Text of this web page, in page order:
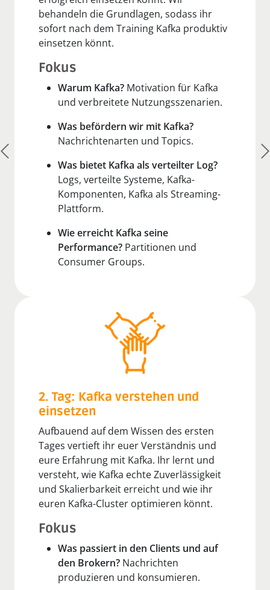
behandeln die Grundlagen, sodass ihr
sofort nach dem Training Kafka produktiv
einsetzen könnt.
Fokus
Warum Kafka? Motivation für Kafka
und verbreitete Nutzungsszenarien.
Was befördern wir mit Kafka?
Nachrichtenarten und Topics.
Was bietet Kafka als verteilter Log?
Logs, verteilte Systeme, Kafka-
Komponenten, Kafka als Streaming-
Plattform.
Wie erreicht Kafka seine
Performance? Partitionen und
Consumer Groups.
2. Tag: Kafka verstehen und
einsetzen
Aufbauend auf dem Wissen des ersten
Tages vertieft ihr euer Verständnis und
eure Erfahrung mit Kafka. Ihr lernt und
versteht, wie Kafka echte Zuverlässigkeit
und Skalierbarkeit erreicht und wie ihr
euren Kafka-Cluster optimieren könnt.
Fokus
Was passiert in den Clients und auf
den Brokern? Nachrichten
produzieren und konsumieren.